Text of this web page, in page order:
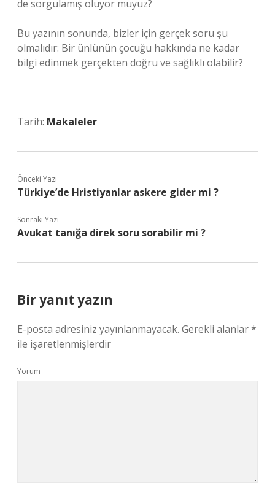
de sorgulamış oluyor muyuz?
Bu yazının sonunda, bizler için gerçek soru şu
olmalıdır: Bir ünlünün çocuğu hakkında ne kadar
bilgi edinmek gerçekten doğru ve sağlıklı olabilir?
Tarih: Makaleler
Önceki Yazı
Türkiye’de Hristiyanlar askere gider mi ?
Sonraki Yazı
Avukat tanığa direk soru sorabilir mi ?
Bir yanıt yazın
E-posta adresiniz yayınlanmayacak. Gerekli alanlar*
ile işaretlenmişlerdir
Yorum